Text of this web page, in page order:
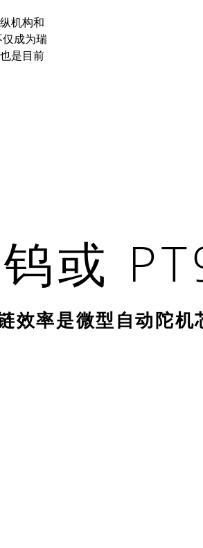
机构和
成为瑞
是目前
或
效率是微型自动陀机